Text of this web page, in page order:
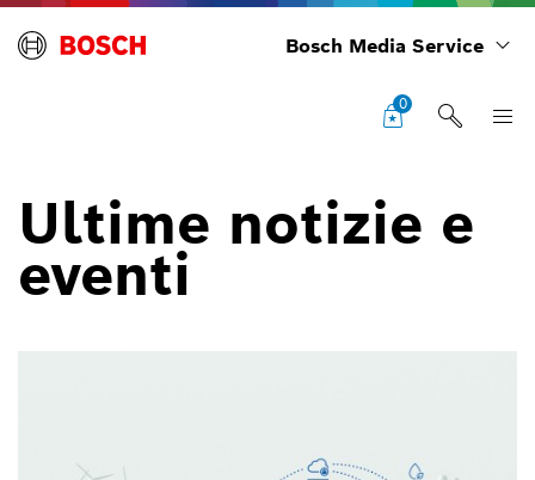
Bosch Media Service
0
Ultime notizie e
eventi